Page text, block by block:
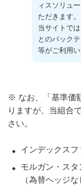
ィスソリュ
ただきます。
当サイトで
とのバック
等がご利用い
※ なお、「基準価
りますが、当組合
さい。
インデックス
モルガン・ス
（為替ヘッジな